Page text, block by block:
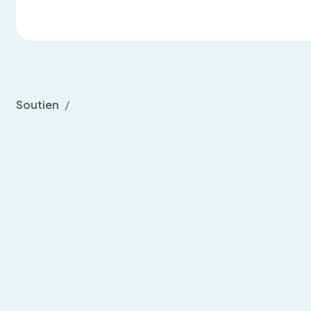
Soutien /